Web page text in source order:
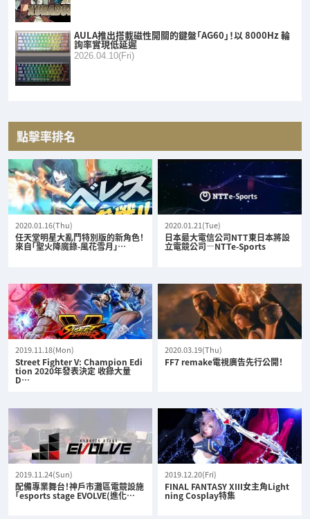
AULA推出搭載磁性開關的鍵盤「AG60」！以 8000Hz 輪
詢率實現低延遲
2026.04.10(Fri)
點擊率排名
2020.01.16(Thu)
任天堂明星大亂鬥特別版的新角色！
來自「聖火降魔錄-風花雪月」…
2020.01.21(Tue)
日本最大電信公司NTT東日本將設
立電競公司—NTTe-Sports
2019.11.18(Mon)
Street Fighter V: Champion Edi
tion 2020年發表決定 收錄大量
D…
2020.03.19(Thu)
FF7 remake電視廣告先行公開！
2019.11.24(Sun)
配備專業舞台！神戶市灘區電競設施
「esports stage EVOLVE(進化…
2019.12.20(Fri)
FINAL FANTASY XIII女主角Light
ning Cosplay特集